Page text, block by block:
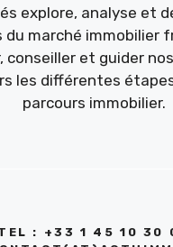
explore, analyse et
marché immobilier
conseiller et guider
les différentes
parcours immobilier.
: +33 1 45 10 30